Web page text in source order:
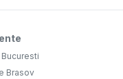
Brasov